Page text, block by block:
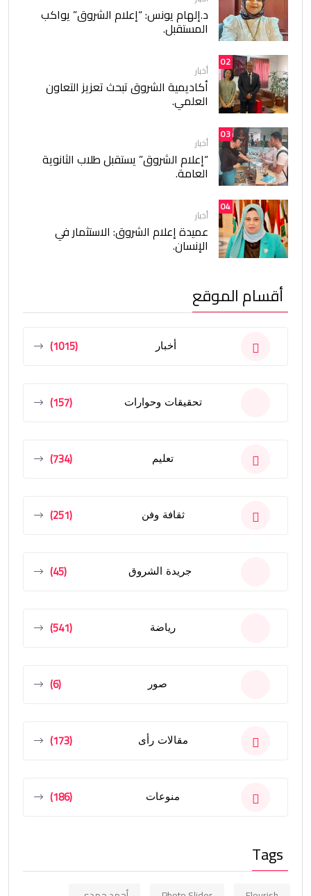
د.إلهام يونس: “إعلام الشروق” يواكب
المستقبل.
02
أخبار
أكاديمية الشروق تبحث تعزيز التعاون
العلمي.
03
أخبار
“إعلام الشروق” يستقبل طلاب الثانوية
العامة.
04
أخبار
عميدة إعلام الشروق: الاستثمار في
الإنسان.
أقسام الموقع
أخبار (1015)
تحقيقات وحوارات (157)
تعليم (734)
ثقافة وفن (251)
جريدة الشروق (45)
رياضة (541)
صور (6)
مقالات رأى (173)
منوعات (186)
Tags